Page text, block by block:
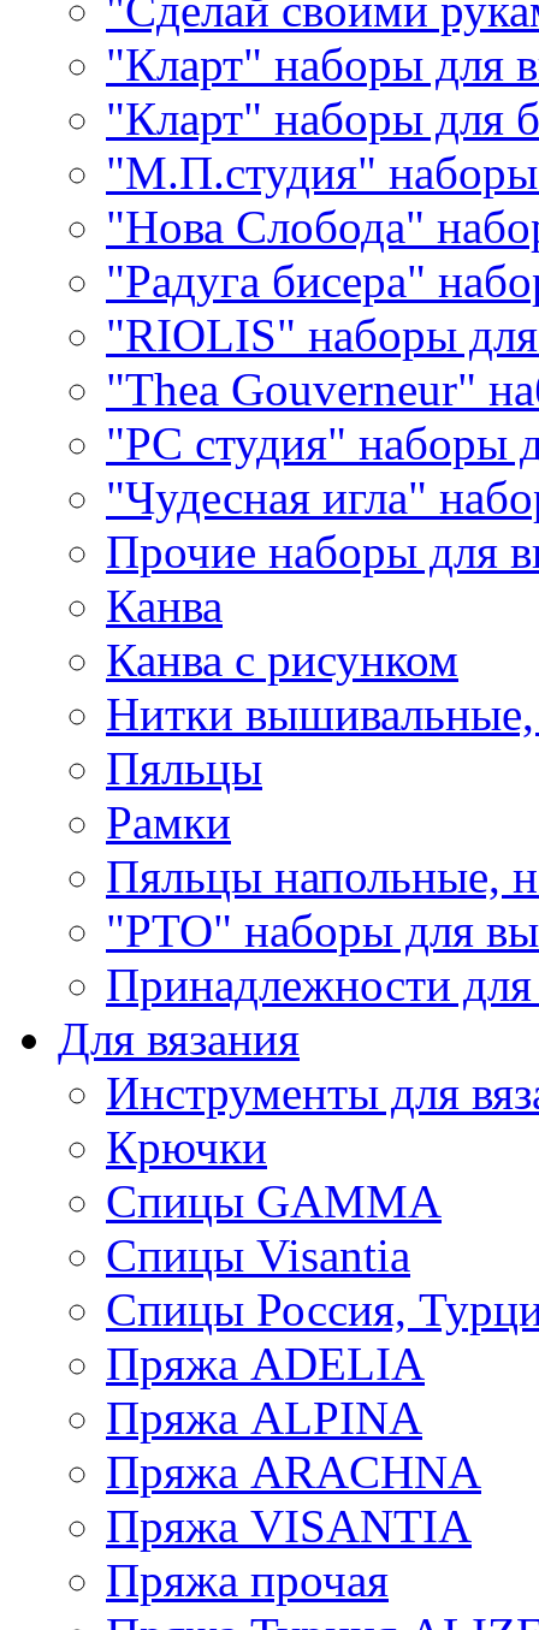
"Кларт" наборы для
"Кларт" наборы для
"М.П.студия"
"Нова Слобода"
"Радуга бисера"
"RIOLIS" наборы
"Thea Gouverneur"
"РС студия" наборы
"Чудесная игла"
Прочие наборы для
Канва
Канва с рисунком
Нитки
Пяльцы
Рамки
Пяльцы напольные,
"РТО" наборы для
Принадлежности
Для вязания
Инструменты для
Крючки
Спицы GAMMA
Спицы Visantia
Спицы Россия,
Пряжа ADELIA
Пряжа ALPINA
Пряжа ARACHNA
Пряжа VISANTIA
Пряжа прочая